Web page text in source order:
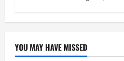
YOU MAY HAVE MISSED